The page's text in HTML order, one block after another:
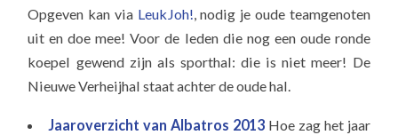
Opgeven kan via LeukJoh! , nodig je oude teamgenoten
uit en doe mee! Voor de leden die nog een oude ronde
koepel gewend zijn als sporthal: die is niet meer! De
Nieuwe Verheijhal staat achter de oude hal.
Jaaroverzicht van Albatros 2013 Hoe zag het jaar